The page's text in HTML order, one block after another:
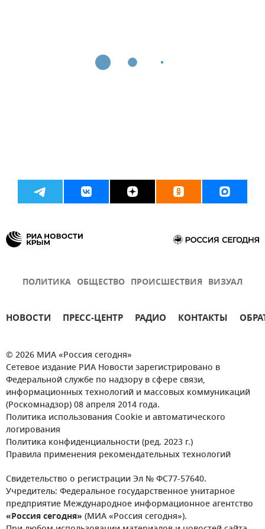
ПОЛИТИКА ОБЩЕСТВО ПРОИСШЕСТВИЯ ВИЗУАЛ
НОВОСТИ ПРЕСС-ЦЕНТР РАДИО КОНТАКТЫ
© 2026 МИА «Россия сегодня»
Сетевое издание РИА Новости зарегистрировано в
Федеральной службе по надзору в сфере связи,
информационных технологий и массовых коммуникаций
(Роскомнадзор) 08 апреля 2014 года.
Политика использования Cookie и автоматического
логирования
Политика конфиденциальности (ред. 2023 г.)
Правила применения рекомендательных технологий
Свидетельство о регистрации Эл № ФС77-57640.
Учредитель: Федеральное государственное унитарное
предприятие Международное информационное агентство
«Россия сегодня» (МИА «Россия сегодня»).